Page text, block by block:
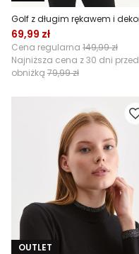
69,99 zł
Cena regularna 149,99 zł
Najniższa cena z 30 dni przed
obniżką 79,99 zł
OUTLET